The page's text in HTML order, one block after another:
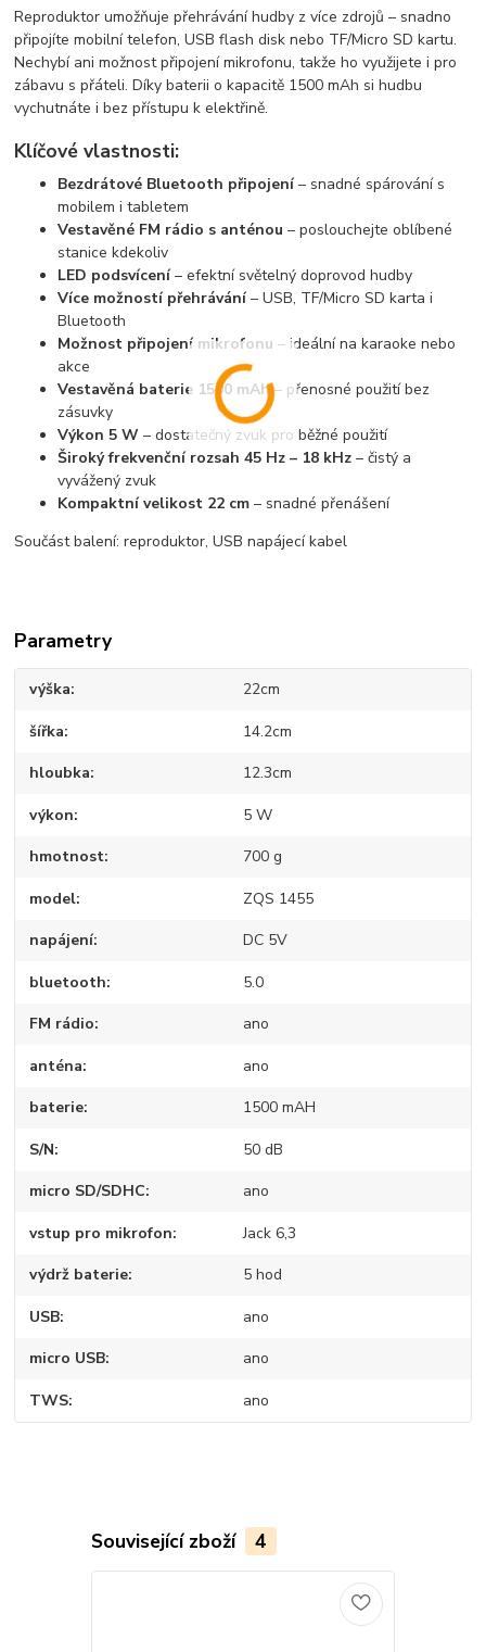
Reproduktor umožňuje přehrávání hudby z více zdrojů – snadno
připojíte mobilní telefon, USB flash disk nebo TF/Micro SD kartu.
Nechybí ani možnost připojení mikrofonu, takže ho využijete i pro
zábavu s přáteli. Díky baterii o kapacitě 1500 mAh si hudbu
vychutnáte i bez přístupu k elektřině.
Klíčové vlastnosti:
Bezdrátové Bluetooth připojení– snadné spárování s
mobilem i tabletem
Vestavěné FM rádio s anténou – poslouchejte oblíbené
stanice kdekoliv
LED podsvícení– efektní světelný doprovod hudby
Více možností přehrávání– USB, TF/Micro SD karta i
Bluetooth
Možnost připojení mikrofonu – ideální na karaoke nebo
akce
Vestavěná baterie 1500 mAh– přenosné použití bez
zásuvky
Výkon 5 W – dostatečný zvuk pro běžné použití
Široký frekvenční rozsah 45 Hz – 18 kHz – čistý a
vyvážený zvuk
Kompaktní velikost 22 cm – snadné přenášení
Součást balení: reproduktor, USB napájecí kabel
Parametry
výška 22cm
šířka 14.2cm
hloubka 12.3cm
výkon 5 W
hmotnost 700 g
model ZQS 1455
napájení DC 5V
bluetooth 5.0
FM rádio ano
anténa ano
baterie 1500 mAH
S/N 50 dB
micro SD/SDHC ano
vstup pro mikrofon Jack 6,3
výdrž baterie 5 hod
USB ano
micro USB ano
TWS ano
Související zboží 4